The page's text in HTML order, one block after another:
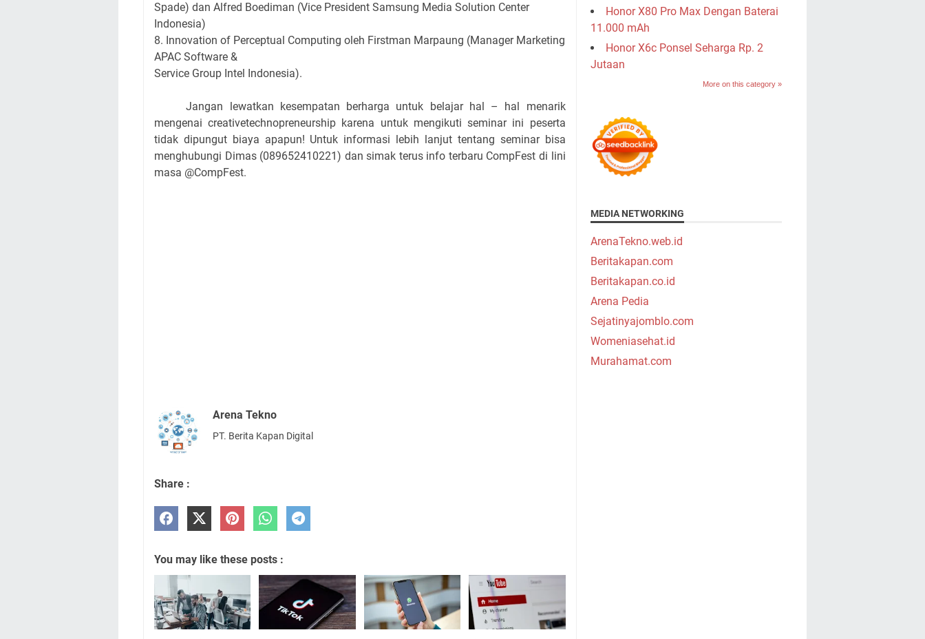
Spade) dan Alfred Boediman (Vice President Samsung Media Solution Center
Indonesia)
8. Innovation of Perceptual Computing oleh Firstman Marpaung (Manager Marketing
APAC Software &
Service Group Intel Indonesia).
Jangan lewatkan kesempatan berharga untuk belajar hal – hal menarik
mengenai creativetechnopreneurship karena untuk mengikuti seminar ini peserta
tidak dipungut biaya apapun! Untuk informasi lebih lanjut tentang seminar bisa
menghubungi Dimas (089652410221) dan simak terus info terbaru CompFest di lini
masa @CompFest.
Arena Tekno
PT. Berita Kapan Digital
Share :
You may like these posts :
Honor X80 Pro Max Dengan Baterai
11.000 mAh
Honor X6c Ponsel Seharga Rp. 2
Jutaan
More on this category »
MEDIA NETWORKING
ArenaTekno.web.id
Beritakapan.com
Beritakapan.co.id
Arena Pedia
Sejatinyajomblo.com
Womeniasehat.id
Murahamat.com